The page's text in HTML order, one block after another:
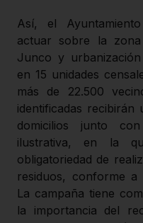
Así, el
actuar sobre la
Junco y
en 15 unidades
más de 22.500
identificadas
domicilios junto
ilustrativa, en la
obligatoriedad de
residuos, conforme a
La campaña tiene
la importancia del